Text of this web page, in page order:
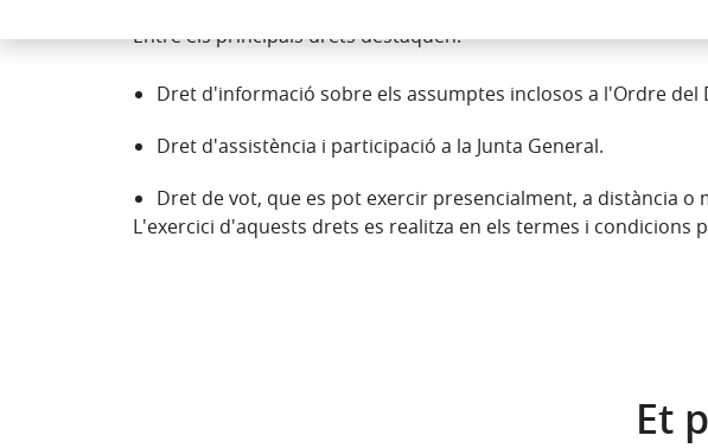
Entre els principals drets destaquen:
Dret d'informació sobre els assumptes inclosos a l'Ordre del
Dret d'assistència i participació a la Junta General.
Dret de vot, que es pot exercir presencialment, a distància o
L'exercici d'aquests drets es realitza en els termes i condicions
Et